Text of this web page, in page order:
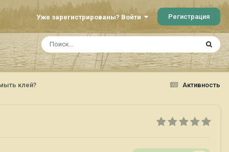
Уже зарегистрированы? Войти Регистрация
Активность
клей?